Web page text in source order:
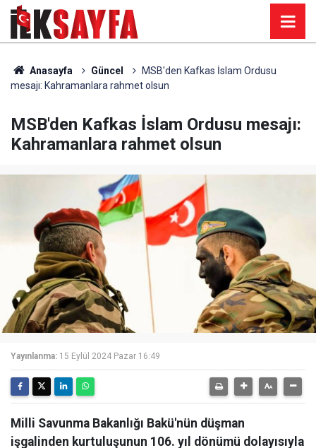
Anasayfa Güncel
MSB'den Kafkas İslam Ordusu
mesajı: Kahramanlara rahmet olsun
MSB'den Kafkas İslam Ordusu mesajı:
Kahramanlara rahmet olsun
Yayınlanma: 15 Eylül 2024 Pazar 16:49
Milli Savunma Bakanlığı Bakü'nün düşman
işgalinden kurtuluşunun 106. yıl dönümü dolayısıyla